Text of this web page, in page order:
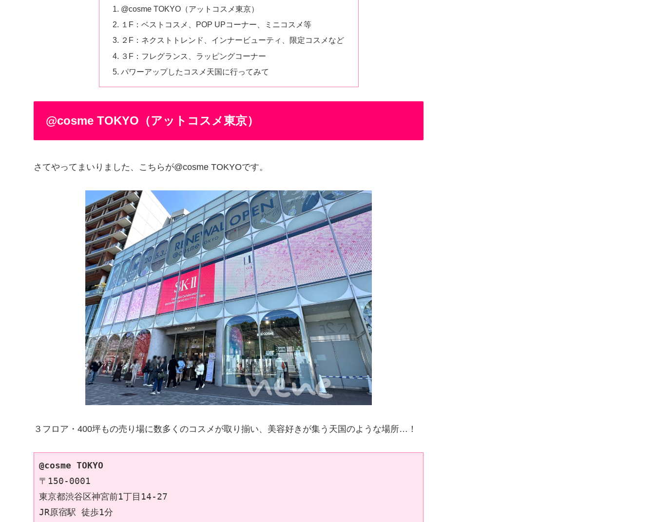
@cosme TOKYO（アットコスメ東京）
１F：ベストコスメ、POP UPコーナー、ミニコスメ等
２F：ネクストトレンド、インナービューティ、限定コスメなど
３F：フレグランス、ラッピングコーナー
パワーアップしたコスメ天国に行ってみて
@cosme TOKYO（アットコスメ東京）
さてやってまいりました、こちらが@cosme TOKYOです。
３フロア・400坪もの売り場に数多くのコスメが取り揃い、美容好きが集う天国のような場所…！
@cosme TOKYO
〒150-0001
東京都渋谷区神宮前1丁目14-27
JR原宿駅 徒歩1分